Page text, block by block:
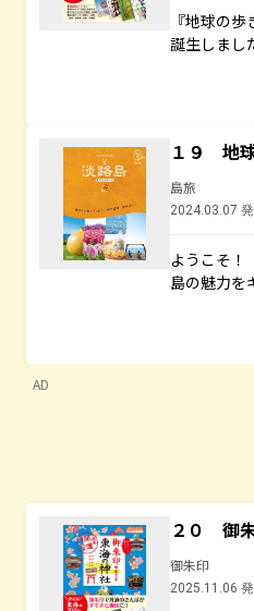
『地球の
誕生しまし
１９ 地
島旅
2024.03.07
ようこそ
島の魅力を
AD
２０ 御
御朱印
2025.11.06